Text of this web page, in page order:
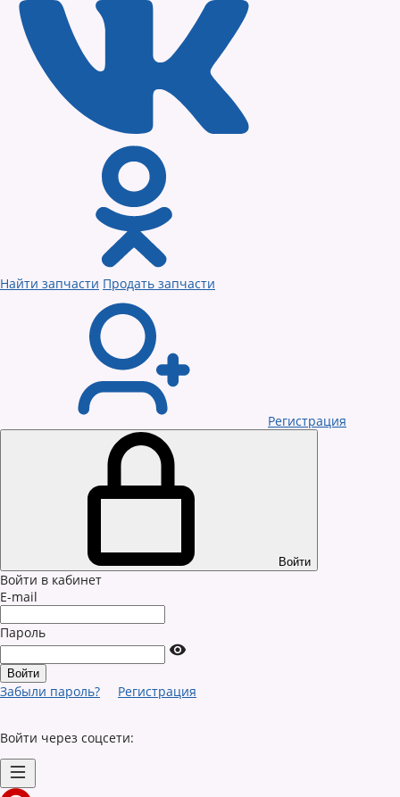
Найти запчасти Продать запчасти
Регистрация
Войти
Войти в кабинет
E-mail
Пароль
Забыли пароль? Регистрация
Войти через соцсети: